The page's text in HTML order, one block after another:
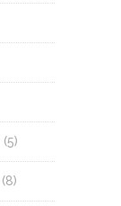
(5)
(8)